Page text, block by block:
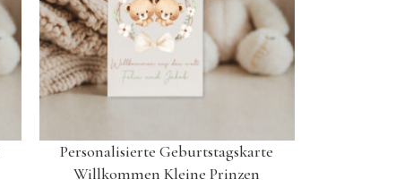
Personalisierte Geburtstagskarte
Willkommen Kleine Prinzen